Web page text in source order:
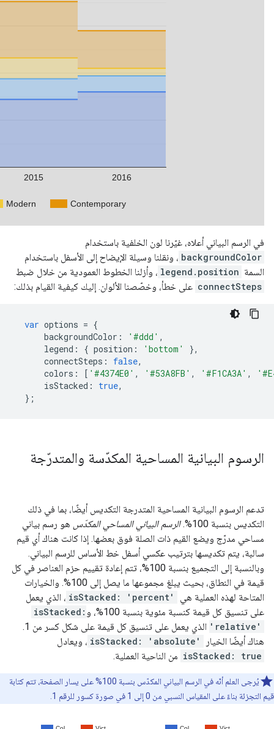
في الرسم البياني أعلاه، غيّرنا لون الخلفية باستخدام
backgroundColor ، ونقلنا وسيلة الإيضاح إلى الأسفل باستخدام
السمة legend.position ، وأزلنا الخطوط العمودية من خلال ضبط
connectSteps على خطأ، وخصّصنا الألوان. إليك كيفية القيام بذلك:
var options = {
backgroundColor : '#ddd' ,
legend : { position : 'bottom'
},
connectSteps : false,
colors : [ '#4374E0' , '#53A8FB' , '#F1CA3A' ,
isStacked : true,
};
الرسوم البيانية المساحية المكدّسة والمتدرّجة
تدعم الرسوم البيانية المساحية المتدرجة التكديس أيضًا، بما في ذلك
التكديس بنسبة 100%.
الرسم البياني المساحي المكدّس هو رسم بياني
مساحي مدرّج ويضع القيم ذات الصلة فوق بعضها. إذا كانت هناك أي قيم
سالبة، يتم تكديسها بترتيب عكسي أسفل خط الأساس للرسم البياني.
وبالنسبة إلى التجميع بنسبة 100%، تتم إعادة تقييم حزم العناصر في كل
قيمة في النطاق، بحيث يبلغ مجموعها ما يصل إلى 100%. والخيارات
المتاحة لهذه العملية هي
isStacked: 'percent' ، الذي يعمل
على تنسيق كل قيمة كنسبة مئوية بنسبة 100%، و
isStacked:
'relative'
الذي يعمل على تنسيق كل قيمة على شكل كسر من 1.
هناك أيضًا الخيار
isStacked: 'absolute' ، ويعادل
isStacked: true من الناحية العملية.
يُرجى العلم أنّه في الرسم البياني المكدّس بنسبة 100% على يسار الصفحة، تتم كتابة
قيم التجزئة بناءً على المقياس النسبي من 0 إلى 1 في صورة كسور للرقم 1.